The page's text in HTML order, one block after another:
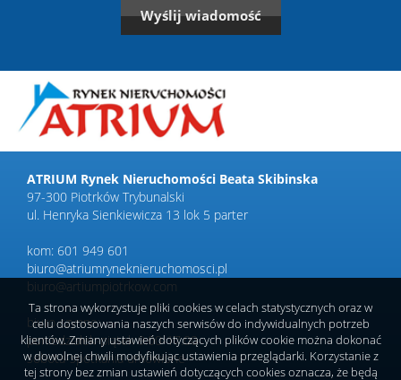
ATRIUM Rynek Nieruchomości Beata Skibinska
97-300 Piotrków Trybunalski
ul. Henryka Sienkiewicza 13 lok 5 parter
kom: 601 949 601
biuro@atriumryneknieruchomosci.pl
biuro@artiumpiotrkow.com
biuro czynne:
poniedziałek-piątek 9.00-17.00
sobota-spotkania umówione
Ta strona wykorzystuje pliki cookies w celach statystycznych oraz w
celu dostosowania naszych serwisów do indywidualnych potrzeb
klientów. Zmiany ustawień dotyczących plików cookie można dokonać
w dowolnej chwili modyfikując ustawienia przeglądarki. Korzystanie z
tej strony bez zmian ustawień dotyczących cookies oznacza, że będą